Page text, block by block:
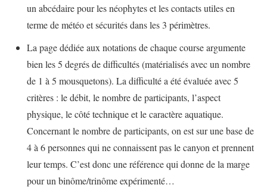
un abcédaire pour les néophytes et les contacts utiles en
terme de météo et sécurités dans les 3 périmètres.
La page dédiée aux notations de chaque course argumente
bien les 5 degrés de difficultés (matérialisés avec un nombre
de 1 à 5 mousquetons). La difficulté a été évaluée avec 5
critères : le débit, le nombre de participants, l’aspect
physique, le côté technique et le caractère aquatique.
Concernant le nombre de participants, on est sur une base de
4 à 6 personnes qui ne connaissent pas le canyon et prennent
leur temps. C’est donc une référence qui donne de la marge
pour un binôme/trinôme expérimenté…